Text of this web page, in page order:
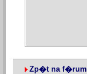
Zp�t na f�rum